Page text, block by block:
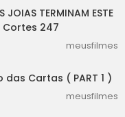
JOIAS TERMINAM ESTE
| Cortes 247
meusfilmes
Cartas ( PART 1 )
meusfilmes